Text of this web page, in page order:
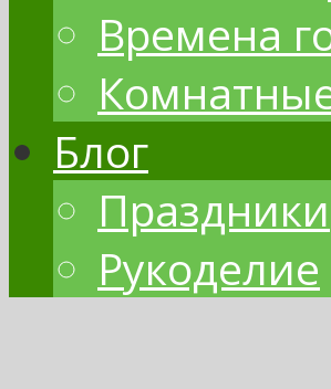
Времена
Блог
Праздники
Рукоделие